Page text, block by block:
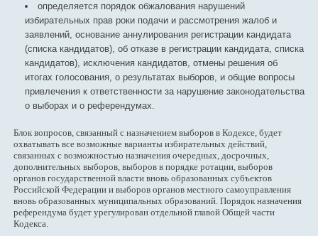
определяется порядок обжалования нарушений
избирательных прав роки подачи и рассмотрения жалоб и
заявлений, основание аннулирования регистрации кандидата
(списка кандидатов), об отказе в регистрации кандидата, списка
кандидатов), исключения кандидатов, отмены решения об
итогах голосования, о результатах выборов, и общие вопросы
привлечения к ответственности за нарушение законодательства
о выборах и о референдумах.
Блок вопросов, связанный с назначением выборов в Кодексе, будет
охватывать все возможные варианты избирательных действий,
связанных с возможностью назначения очередных, досрочных,
дополнительных выборов, выборов в порядке ротации, выборов
органов государственной власти вновь образованных субъектов
Российской Федерации и выборов органов местного самоуправления
вновь образованных муниципальных образований. Порядок назначения
референдума будет урегулирован отдельной главой Общей части
Кодекса.